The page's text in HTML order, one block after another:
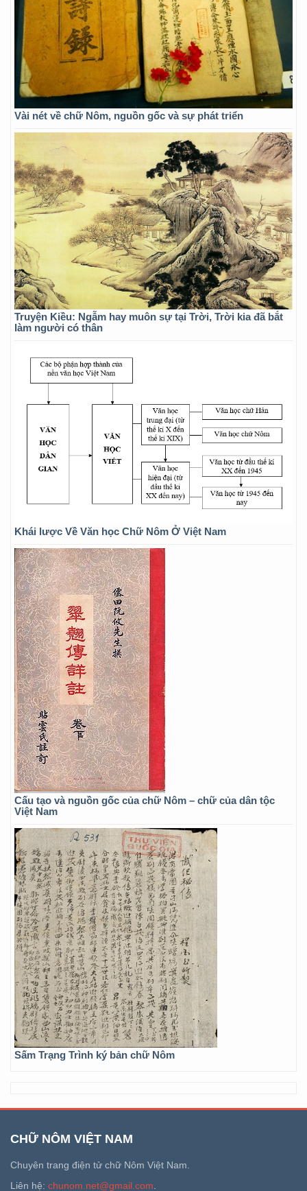
Vài nét về chữ Nôm, nguồn gốc và sự phát triển
Truyện Kiều: Ngẫm hay muôn sự tại Trời, Trời kia đã bắt
làm người có thân
Khái lược Về Văn học Chữ Nôm Ở Việt Nam
Cấu tạo và nguồn gốc của chữ Nôm – chữ của dân tộc
Việt Nam
Sấm Trạng Trình ký bản chữ Nôm
CHỮ NÔM VIỆT NAM
Chuyên trang điện tử chữ Nôm Việt Nam.
Liên hệ: chunom.net@gmail.com